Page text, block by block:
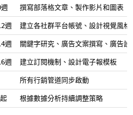
撰寫部落格文章、製作影片和圖表
週 建立各社群平台帳號、設計視覺風格
週 關鍵字研究、廣告文案撰寫、廣告設
週 建立訂閱機制、設計電子報模板
所有行銷管道同步啟動
根據數據分析持續調整策略